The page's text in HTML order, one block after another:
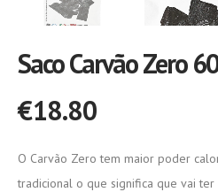
Saco Carvão Zero
€18.80
O Carvão Zero tem maior poder
tradicional o que significa que vai ter